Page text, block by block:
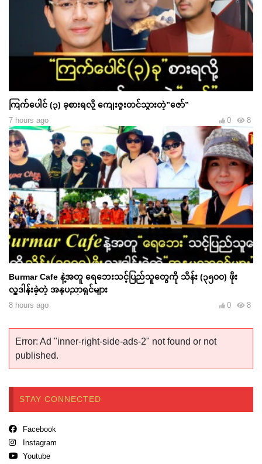
ကြက်ပေါင် (၃) ခုစားရလို့ ကျေးဇူးတင်သွားတဲ့”ဇော်”
7 hours ago 8
0
Burmar Cafe နဲ့အတူ ရေဘေးသင့်ပြည်သူတွေကို သိန်း (၃၅၀၀) ဖိုး
လှူဒါန်းခဲ့တဲ့ အနုပညာရှင်များ
8 hours ago 8
0
Error: Ad "inner-right-side-ads-2" not found or not
published.
STAY CONNECTED
Facebook
Instagram
Youtube